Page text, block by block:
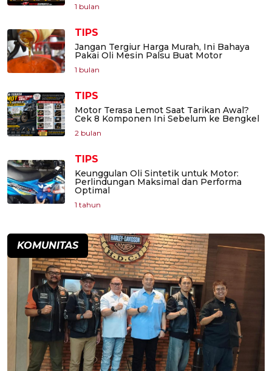
1 bulan
TIPS
Jangan Tergiur Harga Murah, Ini Bahaya
Pakai Oli Mesin Palsu Buat Motor
1 bulan
TIPS
Motor Terasa Lemot Saat Tarikan Awal?
Cek 8 Komponen Ini Sebelum ke Bengkel
2 bulan
TIPS
Keunggulan Oli Sintetik untuk Motor:
Perlindungan Maksimal dan Performa
Optimal
1 tahun
KOMUNITAS